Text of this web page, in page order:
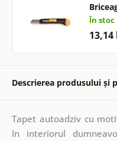
În stoc
13,14
Descrierea produsului și
Tapet autoadziv cu
în interiorul